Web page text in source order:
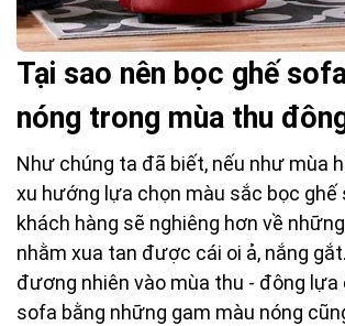
Tại sao nên bọc ghế
nóng trong mùa thu
Như chúng ta đã biết, nếu như mùa
xu hướng lựa chọn màu sắc bọc ghế
khách hàng sẽ nghiêng hơn về
nhằm xua tan được cái oi ả, nắng
đương nhiên vào mùa thu - đông lựa
sofa bằng những gam màu nóng